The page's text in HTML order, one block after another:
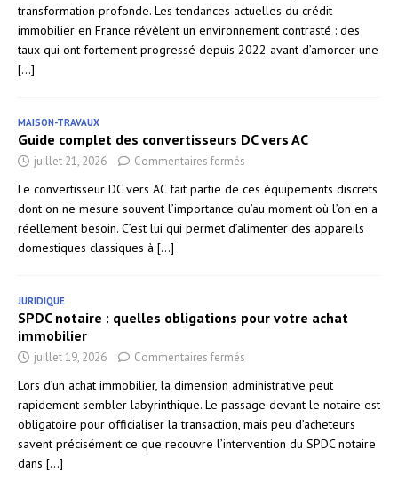
transformation profonde. Les tendances actuelles du crédit
immobilier en France révèlent un environnement contrasté : des
taux qui ont fortement progressé depuis 2022 avant d’amorcer une
[...]
MAISON-TRAVAUX
Guide complet des convertisseurs DC vers AC
juillet 21, 2026 Commentaires fermés
Le convertisseur DC vers AC fait partie de ces équipements discrets
dont on ne mesure souvent l’importance qu’au moment où l’on en a
réellement besoin. C’est lui qui permet d’alimenter des appareils
domestiques classiques à [...]
JURIDIQUE
SPDC notaire : quelles obligations pour votre achat
immobilier
juillet 19, 2026 Commentaires fermés
Lors d’un achat immobilier, la dimension administrative peut
rapidement sembler labyrinthique. Le passage devant le notaire est
obligatoire pour officialiser la transaction, mais peu d’acheteurs
savent précisément ce que recouvre l’intervention du SPDC notaire
dans [...]